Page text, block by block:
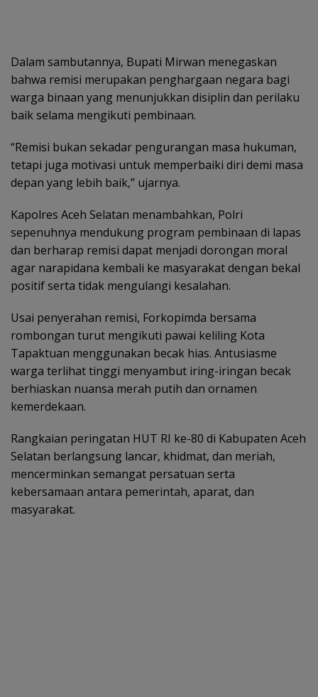
Dalam sambutannya, Bupati Mirwan menegaskan
bahwa remisi merupakan penghargaan negara bagi
warga binaan yang menunjukkan disiplin dan perilaku
baik selama mengikuti pembinaan.
“Remisi bukan sekadar pengurangan masa hukuman,
tetapi juga motivasi untuk memperbaiki diri demi masa
depan yang lebih baik,” ujarnya.
Kapolres Aceh Selatan menambahkan, Polri
sepenuhnya mendukung program pembinaan di lapas
dan berharap remisi dapat menjadi dorongan moral
agar narapidana kembali ke masyarakat dengan bekal
positif serta tidak mengulangi kesalahan.
Usai penyerahan remisi, Forkopimda bersama
rombongan turut mengikuti pawai keliling Kota
Tapaktuan menggunakan becak hias. Antusiasme
warga terlihat tinggi menyambut iring-iringan becak
berhiaskan nuansa merah putih dan ornamen
kemerdekaan.
Rangkaian peringatan HUT RI ke-80 di Kabupaten Aceh
Selatan berlangsung lancar, khidmat, dan meriah,
mencerminkan semangat persatuan serta
kebersamaan antara pemerintah, aparat, dan
masyarakat.